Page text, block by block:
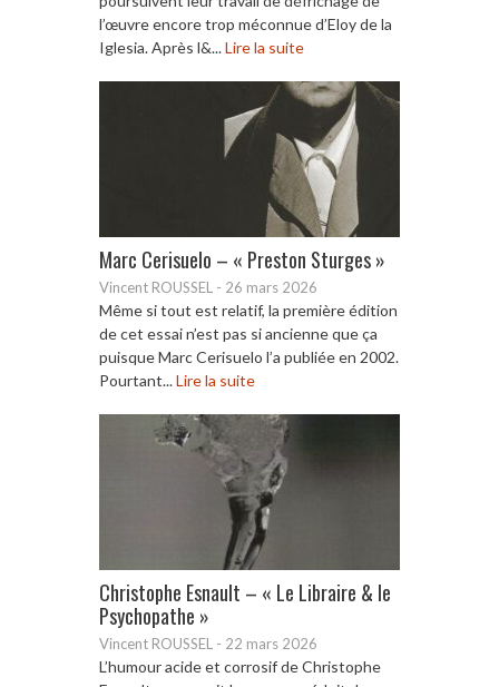
l’œuvre encore trop méconnue d’Eloy de la
Iglesia. Après l&...Lire la suite
Marc Cerisuelo – « Preston Sturges »
Vincent ROUSSEL - 26 mars 2026
Même si tout est relatif, la première édition
de cet essai n’est pas si ancienne que ça
puisque Marc Cerisuelo l’a publiée en 2002.
Pourtant...Lire la suite
Christophe Esnault – « Le Libraire & le
Psychopathe »
Vincent ROUSSEL - 22 mars 2026
L’humour acide et corrosif de Christophe